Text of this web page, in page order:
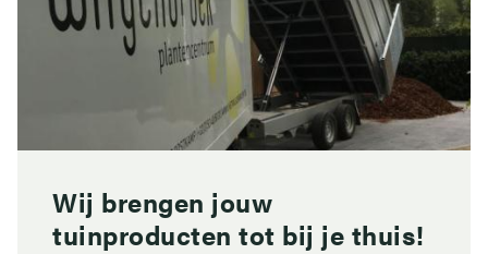
Wij brengen jouw
tuinproducten tot bij je thuis!